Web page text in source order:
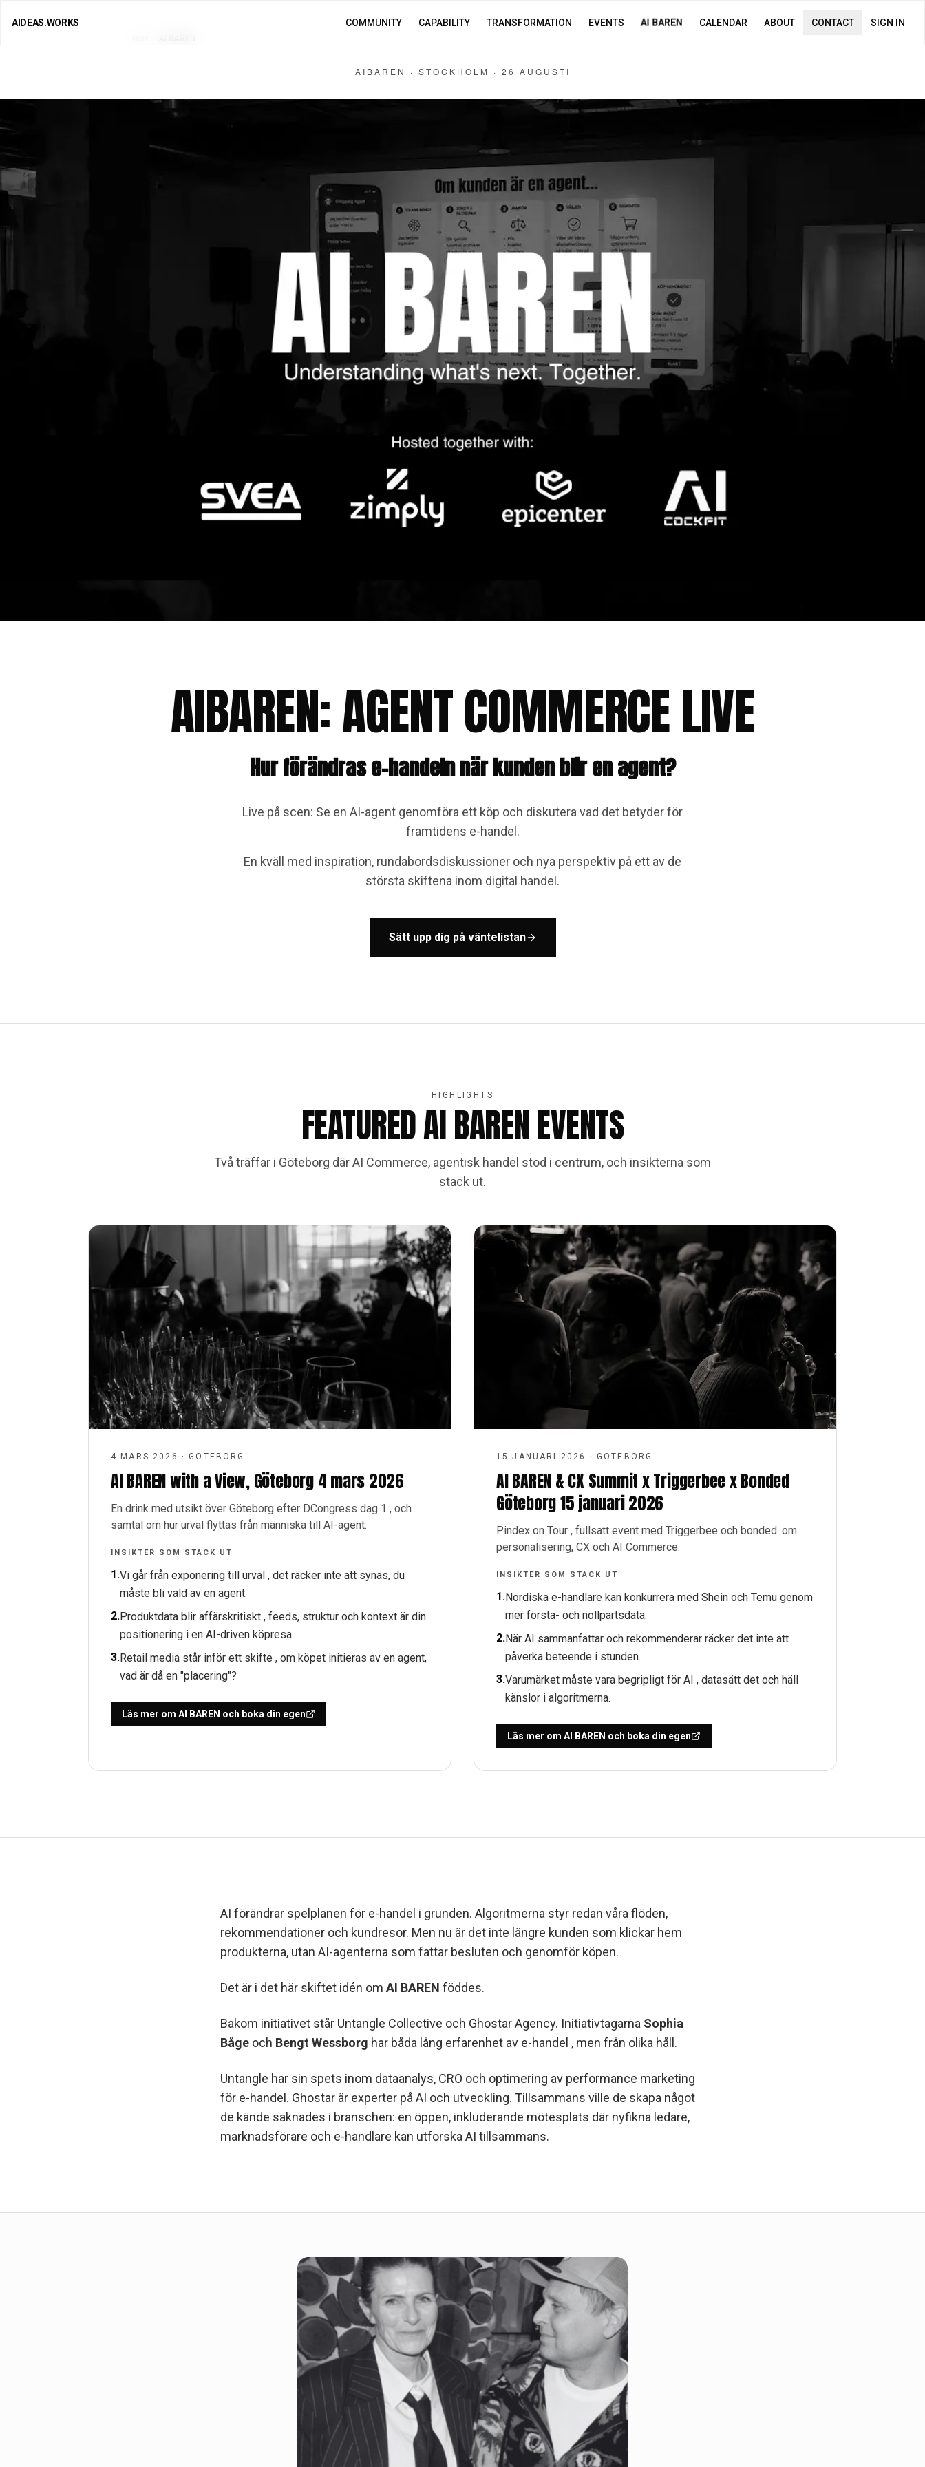
AIDEAS.WORKS COMMUNITY CAPABILITY TRANSFORMATION EVENTS AI BAREN CALENDAR ABOUT CONTACT SIGN IN
AIBAREN · STOCKHOLM · 26 AUGUSTI
AIBAREN: AGENT COMMERCE LIVE
Hur förändras e-handeln när kunden blir en agent?
Live på scen: Se en AI-agent genomföra ett köp och diskutera vad det betyder för
framtidens e-handel.
En kväll med inspiration, rundabordsdiskussioner och nya perspektiv på ett av de
största skiftena inom digital handel.
Sätt upp dig på väntelistan
HIGHLIGHTS
FEATURED AI BAREN EVENTS
Två träffar i Göteborg där AI Commerce, agentisk handel stod i centrum, och insikterna som
stack ut.
4 MARS 2026 · GÖTEBORG
AI BAREN with a View, Göteborg 4 mars 2026
En drink med utsikt över Göteborg efter DCongress dag 1 , och
samtal om hur urval flyttas från människa till AI-agent.
INSIKTER SOM STACK UT
1.Vi går från exponering till urval , det räcker inte att synas, du
måste bli vald av en agent.
2.Produktdata blir affärskritiskt , feeds, struktur och kontext är din
positionering i en AI-driven köpresa.
3.Retail media står inför ett skifte , om köpet initieras av en agent,
vad är då en "placering"?
Läs mer om AI BAREN och boka din egen
15 JANUARI 2026 · GÖTEBORG
AI BAREN & CX Summit x Triggerbee x Bonded
Göteborg 15 januari 2026
Pindex on Tour , fullsatt event med Triggerbee och bonded. om
personalisering, CX och AI Commerce.
INSIKTER SOM STACK UT
1.Nordiska e-handlare kan konkurrera med Shein och Temu genom
mer första- och nollpartsdata.
2.När AI sammanfattar och rekommenderar räcker det inte att
påverka beteende i stunden.
3.Varumärket måste vara begripligt för AI , datasätt det och häll
känslor i algoritmerna.
Läs mer om AI BAREN och boka din egen
AI förändrar spelplanen för e-handel i grunden. Algoritmerna styr redan våra flöden,
rekommendationer och kundresor. Men nu är det inte längre kunden som klickar hem
produkterna, utan AI-agenterna som fattar besluten och genomför köpen.
Det är i det här skiftet idén om AI BAREN föddes.
Bakom initiativet står Untangle Collective och Ghostar Agency. Initiativtagarna Sophia
Båge och Bengt Wessborg har båda lång erfarenhet av e-handel , men från olika håll.
Untangle har sin spets inom dataanalys, CRO och optimering av performance marketing
för e-handel. Ghostar är experter på AI och utveckling. Tillsammans ville de skapa något
de kände saknades i branschen: en öppen, inkluderande mötesplats där nyfikna ledare,
marknadsförare och e-handlare kan utforska AI tillsammans.